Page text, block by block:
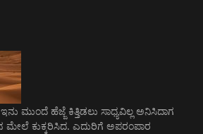
ಮುಂದೆ ಹೆಜ್ಜೆ ಕಿತ್ತಿಡಲು ಸಾಧ್ಯವಿಲ್ಲ ಅನಿಸಿದಾಗ
ಮೇಲೆ ಕುಕ್ಕರಿಸಿದ. ಎದುರಿಗೆ ಅಪರಂಪಾರ